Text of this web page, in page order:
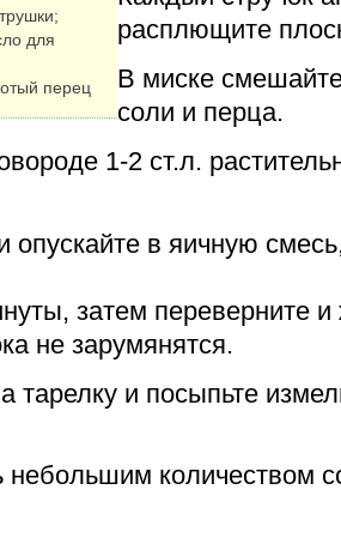
для
перец
расплющите
В миске
соли и перца.
1-2 ст.л.
опускайте в яичную
затем переверните
не зарумянятся.
тарелку и посыпьте
количеством